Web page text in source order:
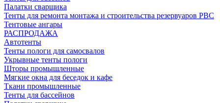
Палатки сварщика
Тенты для ремонта монтажа и строительства резервуаров РВС
Тентовые ангары
РАСПРОДАЖА
Автотенты
Тенты пологи для самосвалов
Укрывные тенты пологи
Шторы промышленные
Мягкие окна для беседок и кафе
Ткани промышленные
Тенты для бассейнов